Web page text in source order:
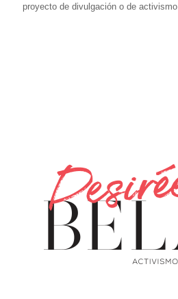
proyecto de divulgación o de activismo